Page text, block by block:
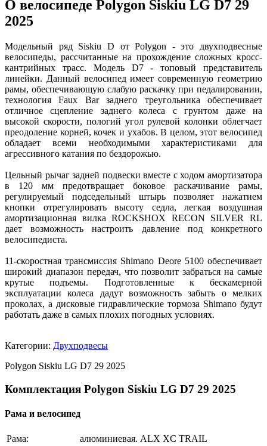
О велосипеде Polygon Siskiu LG D7 29
2025
Модельный ряд Siskiu D от Polygon - это двухподвесные
велосипеды, рассчитанные на прохождение сложных кросс-
кантрийных трасс. Модель D7 - топовый представитель
линейки. Данный велосипед имеет современную геометрию
рамы, обеспечивающую слабую раскачку при педалировании,
технология Faux Bar заднего треугольника обеспечивает
отличное сцепление заднего колеса с грунтом даже на
высокой скорости, пологий угол рулевой колонки облегчает
преодоление корней, кочек и ухабов. В целом, этот велосипед
обладает всеми необходимыми характеристиками для
агрессивного катания по бездорожью.
Цельный рычаг задней подвески вместе с ходом амортизатора
в 120 мм предотвращает боковое раскачивание рамы,
регулируемый подседельный штырь позволяет нажатием
кнопки отрегулировать высоту седла, легкая воздушная
амортизационная вилка ROCKSHOX RECON SILVER RL
дает возможность настроить давление под конкретного
велосипедиста.
11-скоростная трансмиссия Shimano Deore 5100 обеспечивает
широкий диапазон передач, что позволит забраться на самые
крутые подъемы. Подготовленные к бескамерной
эксплуатации колеса дадут возможность забыть о мелких
проколах, а дисковые гидравлические тормоза Shimano будут
работать даже в самых плохих погодных условиях.
Категории: Двухподвесы
Polygon Siskiu LG D7 29 2025
Комплектация Polygon Siskiu LG D7 29 2025
Рама и велосипед
Рама:
алюминиевая. ALX XC TRAIL